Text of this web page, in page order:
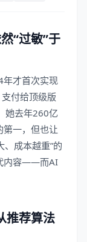
“过敏”于
才首次实现
付给顶级版
她去年260亿
一，但也让
、成本越重”的
内容——而AI
推荐算法